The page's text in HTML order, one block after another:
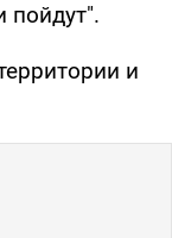
пойдут".
и